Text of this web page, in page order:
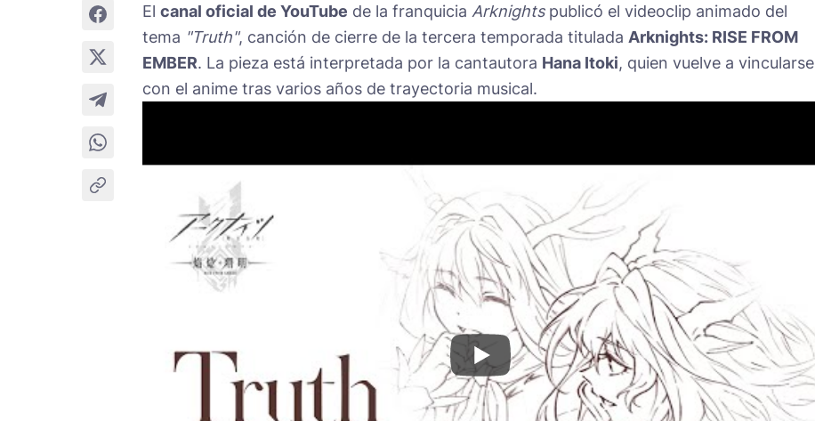
El canal oficial de YouTube de la franquicia Arknightspublicó el videoclip animado del
tema "Truth", canción de cierre de la tercera temporada titulada Arknights: RISE FROM
EMBER. La pieza está interpretada por la cantautora Hana Itoki, quien vuelve a vincularse
con el anime tras varios años de trayectoria musical.